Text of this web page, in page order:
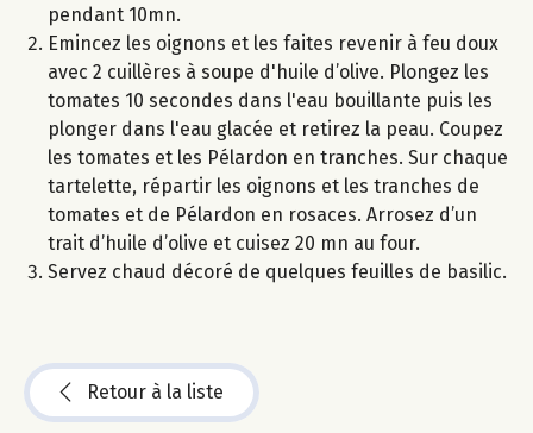
pendant 10mn.
Emincez les oignons et les faites revenir à feu doux
avec 2 cuillères à soupe d'huile d’olive. Plongez les
tomates 10 secondes dans l'eau bouillante puis les
plonger dans l'eau glacée et retirez la peau. Coupez
les tomates et les Pélardon en tranches. Sur chaque
tartelette, répartir les oignons et les tranches de
tomates et de Pélardon en rosaces. Arrosez d’un
trait d’huile d’olive et cuisez 20 mn au four.
Servez chaud décoré de quelques feuilles de basilic.
Retour à la liste